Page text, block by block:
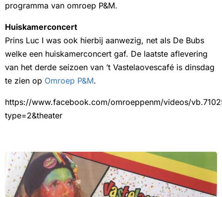
programma van omroep P&M.
Huiskamerconcert
Prins Luc I was ook hierbij aanwezig, net als De Bubs
welke een huiskamerconcert gaf. De laatste aflevering
van het derde seizoen van ’t Vastelaovescafé is dinsdag
te zien op Omroep P&M.
https://www.facebook.com/omroeppenm/videos/
type=2&theater